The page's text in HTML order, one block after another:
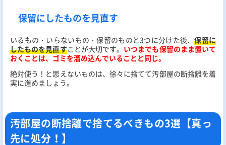
保留にしたものを見直す
いるもの・いらないもの・保留のものと3つに分けた後、保留に
したものを見直すことが大切です。 いつまでも保留のまま置いて
おくことは、ゴミを溜め込んでいることと同じ。
絶対使う！と思えないものは、徐々に捨てて汚部屋の断捨離を着
実に進めましょう。
汚部屋の断捨離で捨てるべきもの3選【真っ
先に処分！】